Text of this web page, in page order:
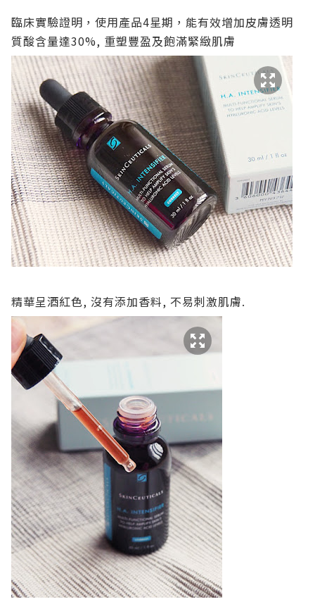
臨床實驗證明，使用產品4星期，能有效增加皮膚透明
質酸含量達30%, 重塑豐盈及飽滿緊緻肌膚
精華呈酒紅色, 沒有添加香料, 不易刺激肌膚.